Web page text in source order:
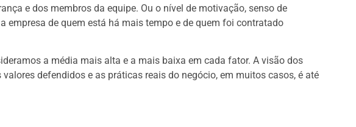
e dos membros da equipe. Ou o nível de motivação, senso de
empresa de quem está há mais tempo e de quem foi contratado
a média mais alta e a mais baixa em cada fator. A visão dos
defendidos e as práticas reais do negócio, em muitos casos, é até